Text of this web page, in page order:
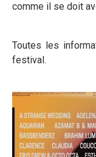
comme il se doit
Toutes les
festival.